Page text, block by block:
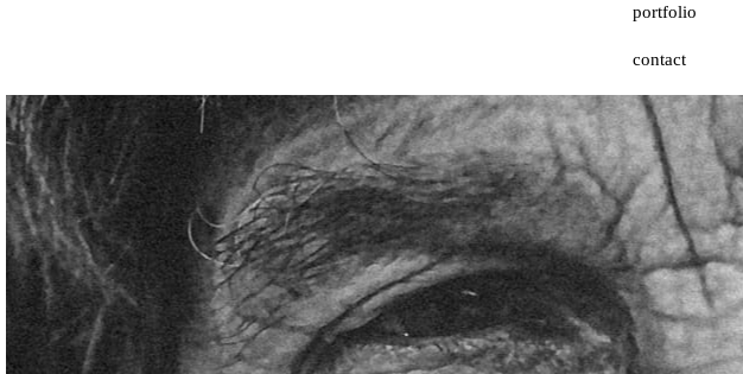
portfolio
contact